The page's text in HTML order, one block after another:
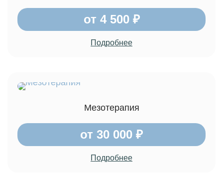
от 4 500 ₽
Подробнее
Мезотерапия
от 30 000 ₽
Подробнее